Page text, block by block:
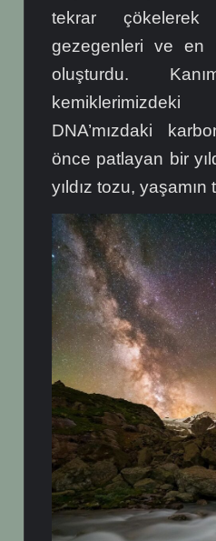
tekrar çökelerek
gezegenleri ve en
oluşturdu.
DNA’mızdaki
önce patlayan bir
yıldız tozu,